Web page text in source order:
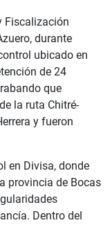
Fiscalización
durante
ubicado en
de 24
que
la ruta Chitré-
y fueron
en Divisa, donde
provincia de Bocas
Dentro del